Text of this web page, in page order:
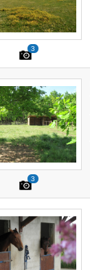
3
3